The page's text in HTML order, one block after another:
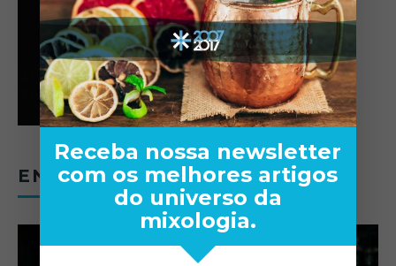
ENTREVISTAS
Receba nossa newsletter
com os melhores artigos
do universo da
mixologia.